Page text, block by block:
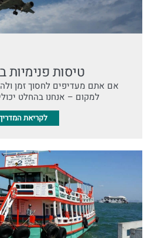
טיסות פנימיות
אם אתם מעדיפים לחסוך זמן
למקום – אנחנו בהחלט
לקריאת